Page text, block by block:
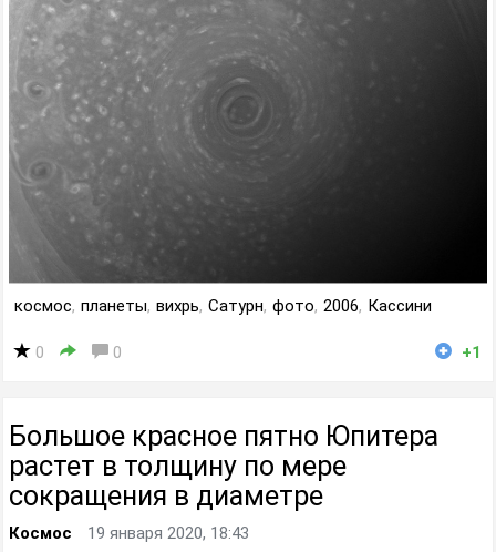
космос, планеты, вихрь, Сатурн, фото, 2006, Кассини
0 0 +1
Большое красное пятно Юпитера
растет в толщину по мере
сокращения в диаметре
Космос 19 января 2020, 18:43